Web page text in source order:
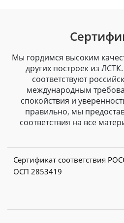
Мы гордимся высоким
других построек из
соответствуют
международным
спокойствия и
правильно, мы
соответствия на все
Сертификат соответствия
ОСП 2853419